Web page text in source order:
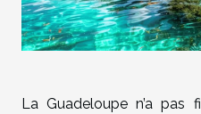
La Guadeloupe n’a pas